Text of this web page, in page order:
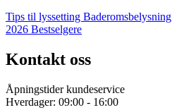
Tips til lyssetting Baderomsbelysning
2026 Bestselgere
Kontakt oss
Åpningstider kundeservice
Hverdager: 09:00 - 16:00